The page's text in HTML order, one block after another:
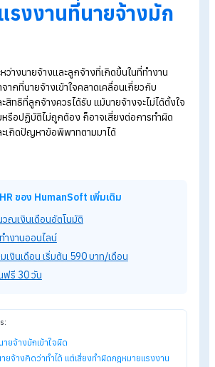
าใจผิดที่นายจ้างคิดว่าทำได้ แต่ผิดกฎหมายแรงงาน
ยจ้าง “คิดว่าทำได้” จริง ๆ แล้วอาจ
ม่รู้ตัว โดยเฉพาะงาน HR
าเข้าใจคลาดเคลื่อนนิดเดียว อาจ
มเสี่ยง
ระหว่างนายจ้างและลูกจ้างที่เกิดขึ้นในที่ทำงาน
มาจากที่นายจ้างเข้าใจคลาดเคลื่อนเกี่ยวกับ
และสิทธิที่ลูกจ้างควรได้รับ แม้นายจ้างจะไม่ได้ตั้